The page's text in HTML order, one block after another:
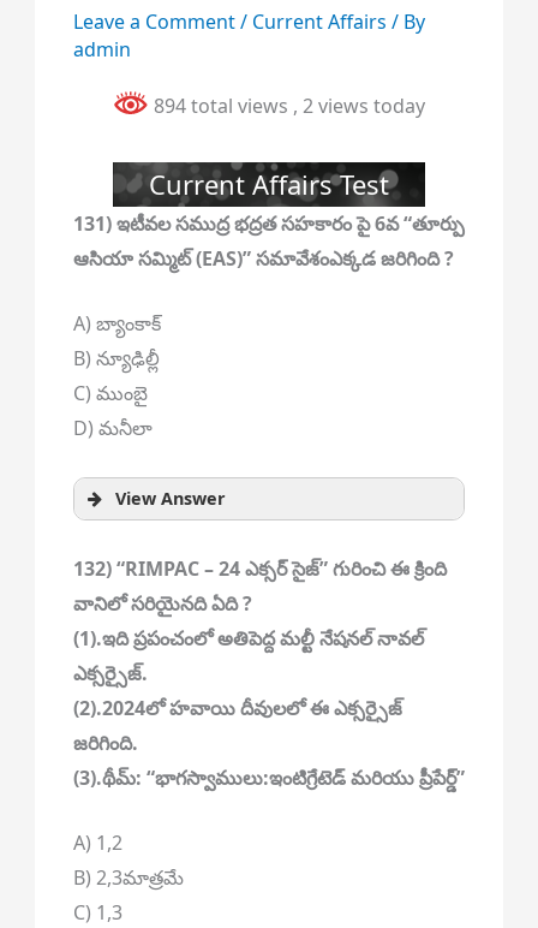
Leave a Comment/ Current Affairs / By
admin
894 total views , 2 views today
Current Affairs Test
131) ఇటీవల సముద్ర భద్రత సహకారం పై 6వ “తూర్పు
ఆసియా సమ్మిట్ (EAS)” సమావేశంఎక్కడ జరిగింది ?
A) బ్యాంకాక్
B) న్యూఢిల్లీ
C) ముంబై
D) మనీలా
View Answer
132) “RIMPAC – 24 ఎక్సర్ సైజ్” గురించి ఈ క్రింది
వానిలో సరియైనది ఏది ?
(1).ఇది ప్రపంచంలో అతిపెద్ద మల్టీ నేషనల్ నావల్
ఎక్సర్సైజ్.
(2).2024లో హవాయి దీవులలో ఈ ఎక్సర్సైజ్
జరిగింది.
(3).థీమ్: “భాగస్వాములు:ఇంటిగ్రేటెడ్ మరియు ప్రీపేర్డ్”
A) 1,2
B) 2,3మాత్రమే
C) 1,3